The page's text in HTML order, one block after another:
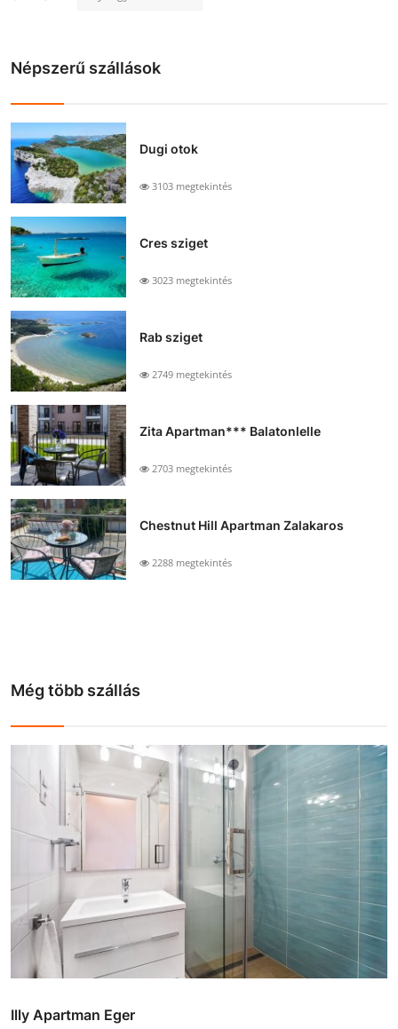
Népszerű szállások
Dugi otok
3103 megtekintés
Cres sziget
3023 megtekintés
Rab sziget
2749 megtekintés
Zita Apartman*** Balatonlelle
2703 megtekintés
Chestnut Hill Apartman Zalakaros
2288 megtekintés
Még több szállás
Illy Apartman Eger